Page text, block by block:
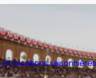
et locations saisonnières